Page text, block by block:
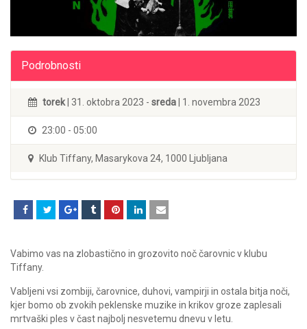
Podrobnosti
torek | 31. oktobra 2023 - sreda | 1. novembra 2023
23:00 - 05:00
Klub Tiffany, Masarykova 24, 1000 Ljubljana
Vabimo vas na zlobastično in grozovito noč čarovnic v klubu
Tiffany.
Vabljeni vsi zombiji, čarovnice, duhovi, vampirji in ostala bitja noči,
kjer bomo ob zvokih peklenske muzike in krikov groze zaplesali
mrtvaški ples v čast najbolj nesvetemu dnevu v letu.